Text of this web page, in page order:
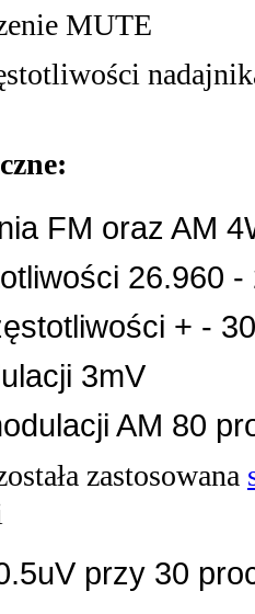
MUTE
FM oraz AM
26.960 -
+ -
3mV
AM 80
zastosowana
przy 30